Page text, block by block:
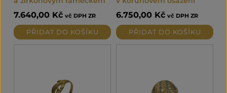
7.640,00 Kč vč DPH ZR
PŘIDAT DO KOŠÍKU
6.750,00 Kč vč DPH ZR
PŘIDAT DO KOŠÍKU